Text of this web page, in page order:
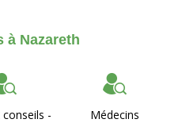
à Nazareth
-
Médecins